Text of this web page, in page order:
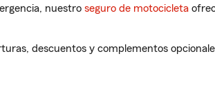
nuestro seguro de motocicleta
descuentos y complementos